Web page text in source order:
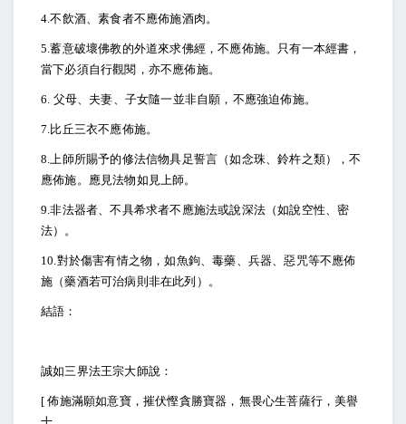
4.不飲酒、素食者不應佈施酒肉。
5.蓄意破壞佛教的外道來求佛經，不應佈施。只有一本經書，
當下必須自行觀閱，亦不應佈施。
6. 父母、夫妻、子女隨一並非自願，不應強迫佈施。
7.比丘三衣不應佈施。
8.上師所賜予的修法信物具足誓言（如念珠、鈴杵之類），不
應佈施。應見法物如見上師。
9.非法器者、不具希求者不應施法或說深法（如說空性、密
法）。
10.對於傷害有情之物，如魚鉤、毒藥、兵器、惡咒等不應佈
施（藥酒若可治病則非在此列）。
結語：
誠如三界法王宗大師說：
[佈施滿願如意寶，摧伏慳貪勝寶器，無畏心生菩薩行，美譽